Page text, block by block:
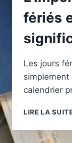
fériés
Les jours
simplement
calendrier
LIRE LA